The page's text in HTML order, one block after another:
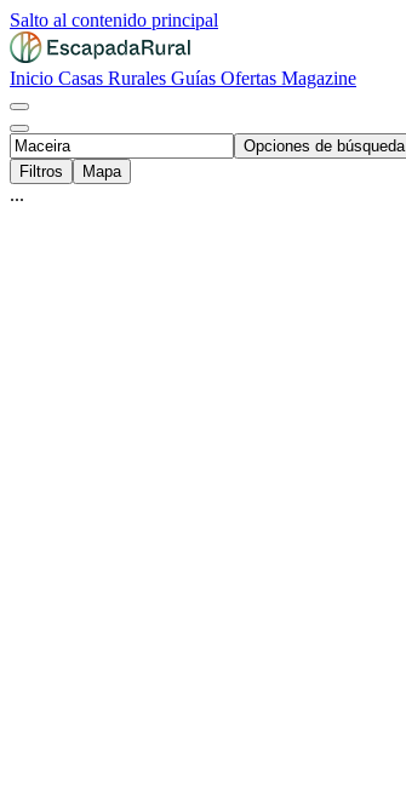
Salto al contenido principal
Inicio Casas Rurales Guías Ofertas Magazine
Opciones de búsqueda
Filtros
Mapa
...